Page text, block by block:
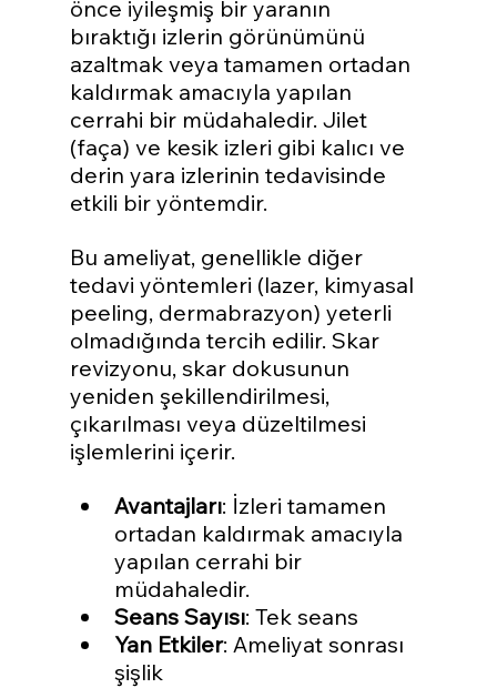
önce iyileşmiş bir yaranın
bıraktığı izlerin görünümünü
azaltmak veya tamamen ortadan
kaldırmak amacıyla yapılan
cerrahi bir müdahaledir. Jilet
(faça) ve kesik izleri gibi kalıcı ve
derin yara izlerinin tedavisinde
etkili bir yöntemdir.
Bu ameliyat, genellikle diğer
tedavi yöntemleri (lazer, kimyasal
peeling, dermabrazyon) yeterli
olmadığında tercih edilir. Skar
revizyonu, skar dokusunun
yeniden şekillendirilmesi,
çıkarılması veya düzeltilmesi
işlemlerini içerir.
Avantajları: İzleri tamamen
ortadan kaldırmak amacıyla
yapılan cerrahi bir
müdahaledir.
Seans Sayısı: Tek seans
Yan Etkiler: Ameliyat sonrası
şişlik